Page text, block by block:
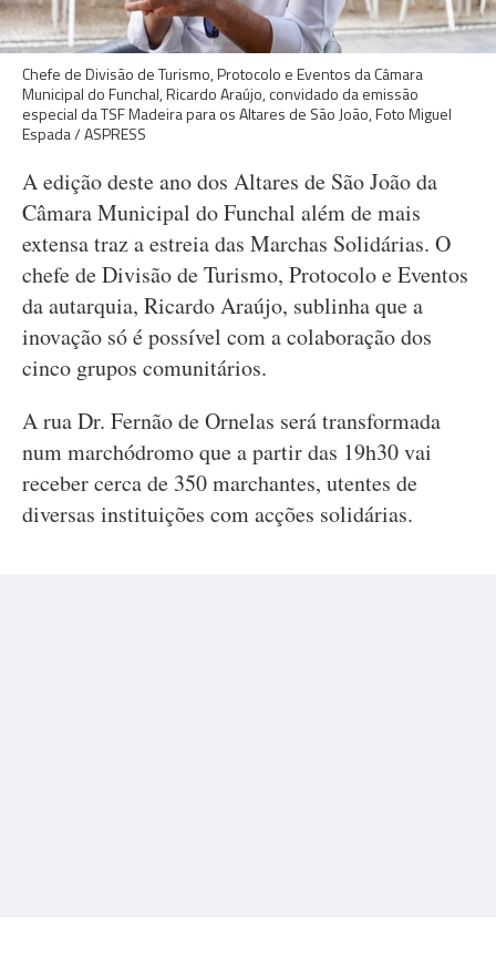
Chefe de Divisão de Turismo, Protocolo e Eventos da Câmara
Municipal do Funchal, Ricardo Araújo, convidado da emissão
especial da TSF Madeira para os Altares de São João, Foto Miguel
Espada / ASPRESS
A edição deste ano dos Altares de São João da
Câmara Municipal do Funchal além de mais
extensa traz a estreia das Marchas Solidárias. O
chefe de Divisão de Turismo, Protocolo e Eventos
da autarquia, Ricardo Araújo, sublinha que a
inovação só é possível com a colaboração dos
cinco grupos comunitários.
A rua Dr. Fernão de Ornelas será transformada
num marchódromo que a partir das 19h30 vai
receber cerca de 350 marchantes, utentes de
diversas instituições com acções solidárias.